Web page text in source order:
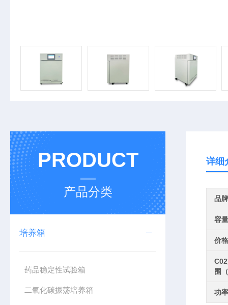
PRODUCT
产品分类
培养箱
药品稳定性试验箱
二氧化碳振荡培养箱
详细
品牌
容
价
围
功